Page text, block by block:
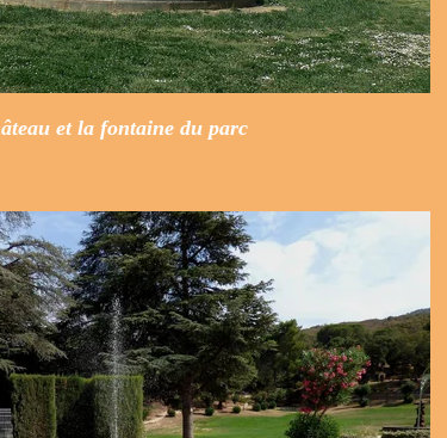
et la fontaine du parc